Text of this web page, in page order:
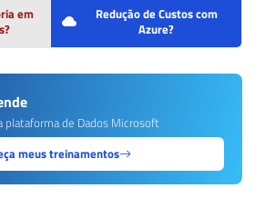
em
Redução de Custos com
Azure?
plataforma de Dados Microsoft
meus treinamentos